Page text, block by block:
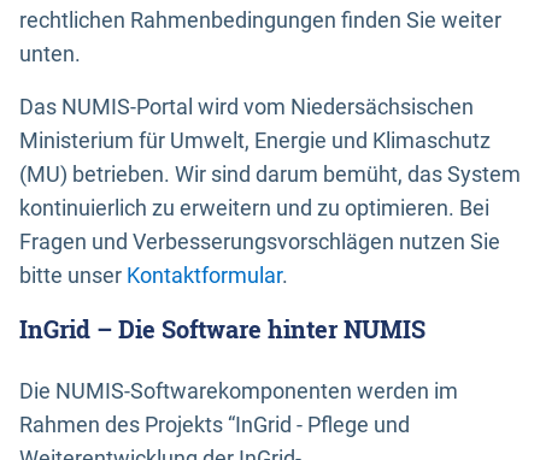
rechtlichen Rahmenbedingungen finden Sie weiter
unten.
Das NUMIS-Portal wird vom Niedersächsischen
Ministerium für Umwelt, Energie und Klimaschutz
(MU) betrieben. Wir sind darum bemüht, das System
kontinuierlich zu erweitern und zu optimieren. Bei
Fragen und Verbesserungsvorschlägen nutzen Sie
bitte unser Kontaktformular.
InGrid – Die Software hinter NUMIS
Die NUMIS-Softwarekomponenten werden im
Rahmen des Projekts “InGrid - Pflege und